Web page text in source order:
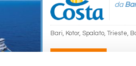
da
Bari, Kotor, Spalato, Trieste,